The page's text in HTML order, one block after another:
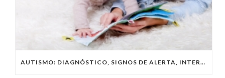
AUTISMO: DIAGNÓSTICO, SIGNOS DE ALERTA, INTERACCIÓN Y FAMILIA